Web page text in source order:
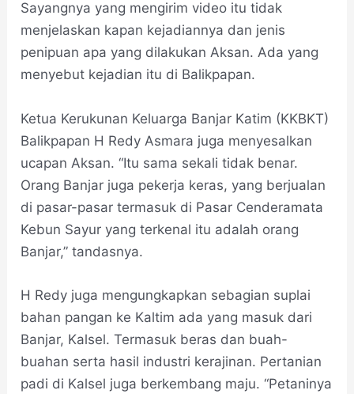
Sayangnya yang mengirim video itu tidak
menjelaskan kapan kejadiannya dan jenis
penipuan apa yang dilakukan Aksan. Ada yang
menyebut kejadian itu di Balikpapan.
Ketua Kerukunan Keluarga Banjar Katim (KKBKT)
Balikpapan H Redy Asmara juga menyesalkan
ucapan Aksan. “Itu sama sekali tidak benar.
Orang Banjar juga pekerja keras, yang berjualan
di pasar-pasar termasuk di Pasar Cenderamata
Kebun Sayur yang terkenal itu adalah orang
Banjar,” tandasnya.
H Redy juga mengungkapkan sebagian suplai
bahan pangan ke Kaltim ada yang masuk dari
Banjar, Kalsel. Termasuk beras dan buah-
buahan serta hasil industri kerajinan. Pertanian
padi di Kalsel juga berkembang maju. “Petaninya